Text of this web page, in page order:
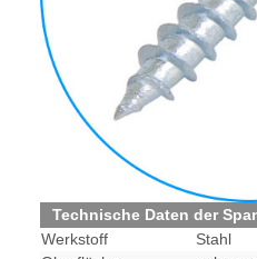
Technische Daten der
Werkstoff
Stahl